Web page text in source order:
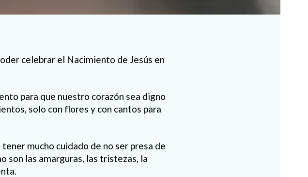
celebrar el Nacimiento de Jesús en
para que nuestro corazón sea digno
solo con flores y con cantos para
mucho cuidado de no ser presa de
son las amarguras, las tristezas, la